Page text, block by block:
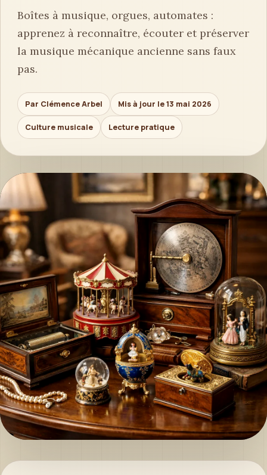
Boîtes à musique, orgues, automates :
apprenez à reconnaître, écouter et préserver
la musique mécanique ancienne sans faux
pas.
Par Clémence Arbel Mis à jour le 13 mai 2026
Culture musicale Lecture pratique